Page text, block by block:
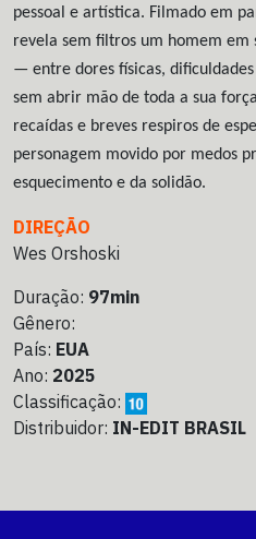
pessoal e artística. Filmado em
revela sem filtros um homem em
— entre dores físicas,
sem abrir mão de toda a sua
recaídas e breves respiros de
personagem movido por medos
esquecimento e da solidão.
DIREÇÃO
Wes Orshoski
Duração: 97min
Gênero:
País: EUA
Ano: 2025
Classificação:
Distribuidor: IN-EDIT BRASIL